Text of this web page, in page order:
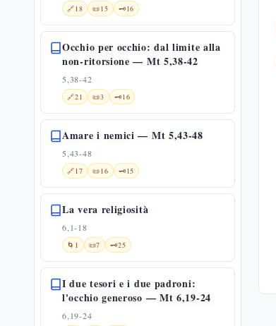
🔗18 📜15 🗝️16
Occhio per occhio: dal limite alla
non-ritorsione — Mt 5,38-42
5,38-42
🔗21 📜3 🗝️16
Amare i nemici — Mt 5,43-48
5,43-48
🔗17 📜16 🗝️15
La vera religiosità
6,1-18
🌀 1 📜7 🗝️25
I due tesori e i due padroni:
l'occhio generoso — Mt 6,19-24
6,19-24